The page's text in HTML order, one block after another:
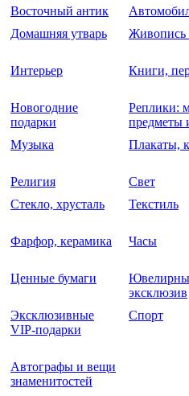
Восточный антик
Домашняя утварь
Живопись
Интерьер
Книги,
Новогодние
подарки
Реплики:
предметы
Музыка Плакаты,
Религия
Свет
Стекло, хрусталь
Текстиль
Фарфор, керамика
Часы
Ценные бумаги
эксклюзив
Эксклюзивные
VIP-подарки
Спорт
Автографы и вещи
знаменитостей